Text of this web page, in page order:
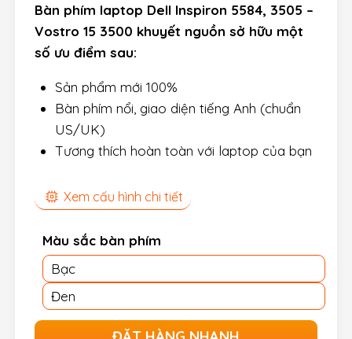
Bàn phím laptop Dell Inspiron 5584, 3505 –
Vostro 15 3500 khuyết nguồn sở hữu một
số ưu điểm sau:
Sản phẩm mới 100%
Bàn phím nổi, giao diện tiếng Anh (chuẩn
US/UK)
Tương thích hoàn toàn với laptop của bạn
Xem cấu hình chi tiết
Màu sắc bàn phím
Bạc
Đen